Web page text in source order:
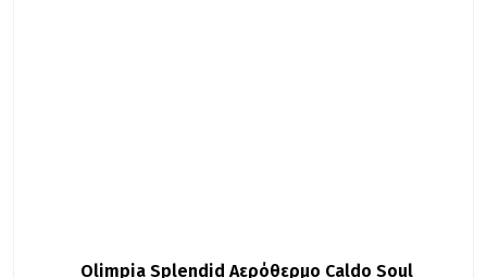
Olimpia Splendid Αερόθερμο Caldo Soul